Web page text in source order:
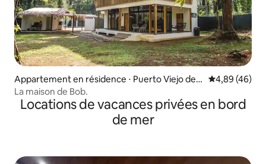
Appartement en résidence ⋅ Puerto Viejo de T
alamanca
Évaluation
4,89 (46)
La maison de Bob.
Locations de vacances privées en bord
de mer